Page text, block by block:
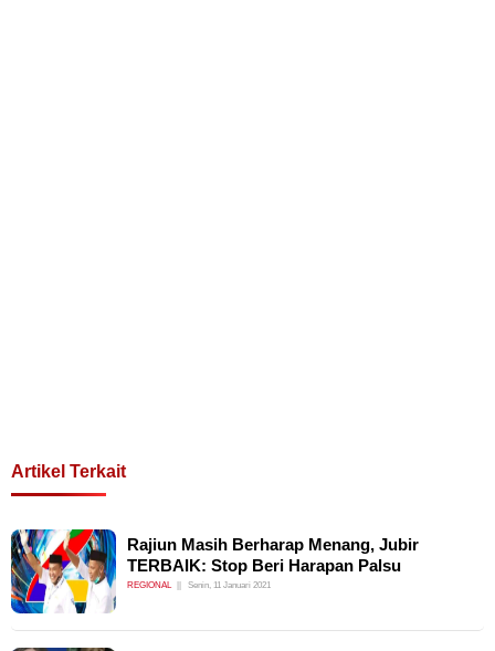
Artikel Terkait
Rajiun Masih Berharap Menang, Jubir
TERBAIK: Stop Beri Harapan Palsu
REGIONAL Senin, 11 Januari 2021